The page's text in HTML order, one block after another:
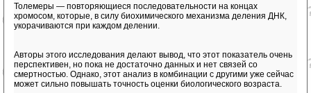
Толемеры — повторяющиеся последовательности на концах
хромосом, которые, в силу биохимического механизма деления ДНК,
укорачиваются при каждом делении.
Авторы этого исследования делают вывод, что этот показатель очень
перспективен, но пока не достаточно данных и нет связей со
смертностью. Однако, этот анализ в комбинации с другими уже сейчас
может сильно повышать точность оценки биологического возраста.